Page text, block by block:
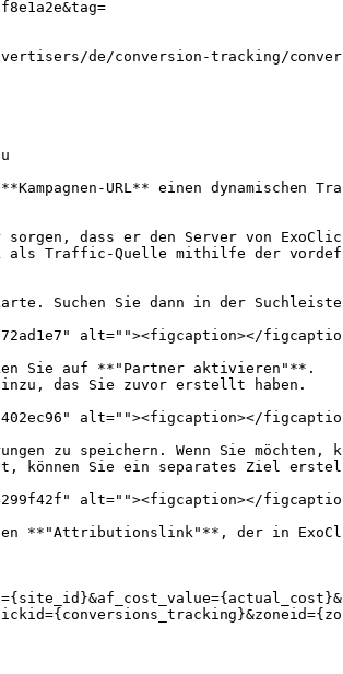
de/conversion-tracking/
URL** einen dynamischen
dass er den Server von
als Traffic-Quelle mithilfe der
Suchen Sie dann in der Suchleiste
alt=""><figcaption></
Sie auf **"Partner aktivieren"**.
das Sie zuvor erstellt haben.
alt=""><figcaption></
zu speichern. Wenn Sie
können Sie ein separates Ziel
alt=""><figcaption></
**"Attributionslink"**, der in